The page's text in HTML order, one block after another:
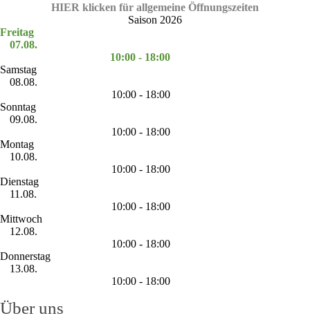
HIER klicken für allgemeine Öffnungszeiten
Saison 2026
Freitag
07.08.
10:00 - 18:00
Samstag
08.08.
10:00 - 18:00
Sonntag
09.08.
10:00 - 18:00
Montag
10.08.
10:00 - 18:00
Dienstag
11.08.
10:00 - 18:00
Mittwoch
12.08.
10:00 - 18:00
Donnerstag
13.08.
10:00 - 18:00
Über uns